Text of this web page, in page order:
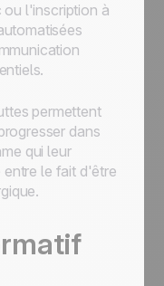
l'inscription à
permettent
dans
qui leur
le fait d'être